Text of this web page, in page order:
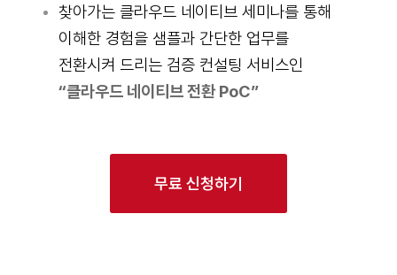
찾아가는 클라우드 네이티브 세미나를 통해
이해한 경험을 샘플과 간단한 업무를
전환시켜 드리는 검증 컨설팅 서비스인
“클라우드 네이티브 전환 PoC”
무료 신청하기